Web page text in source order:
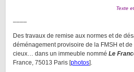
Texte
––––
Des travaux de remise aux normes et de
déménagement provisoire de la FMSH et de
cieux… dans un immeuble nommé Le
France, 75013 Paris [photos].